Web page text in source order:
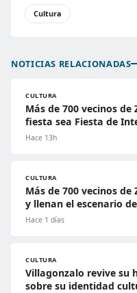
Cultura
NOTICIAS RELACIONADAS
CULTURA
Más de 700 vecinos
fiesta sea Fiesta de
Hace 13h
CULTURA
Más de 700 vecinos
y llenan el escenario
Hace 1 días
CULTURA
Villagonzalo revive su
sobre su identidad